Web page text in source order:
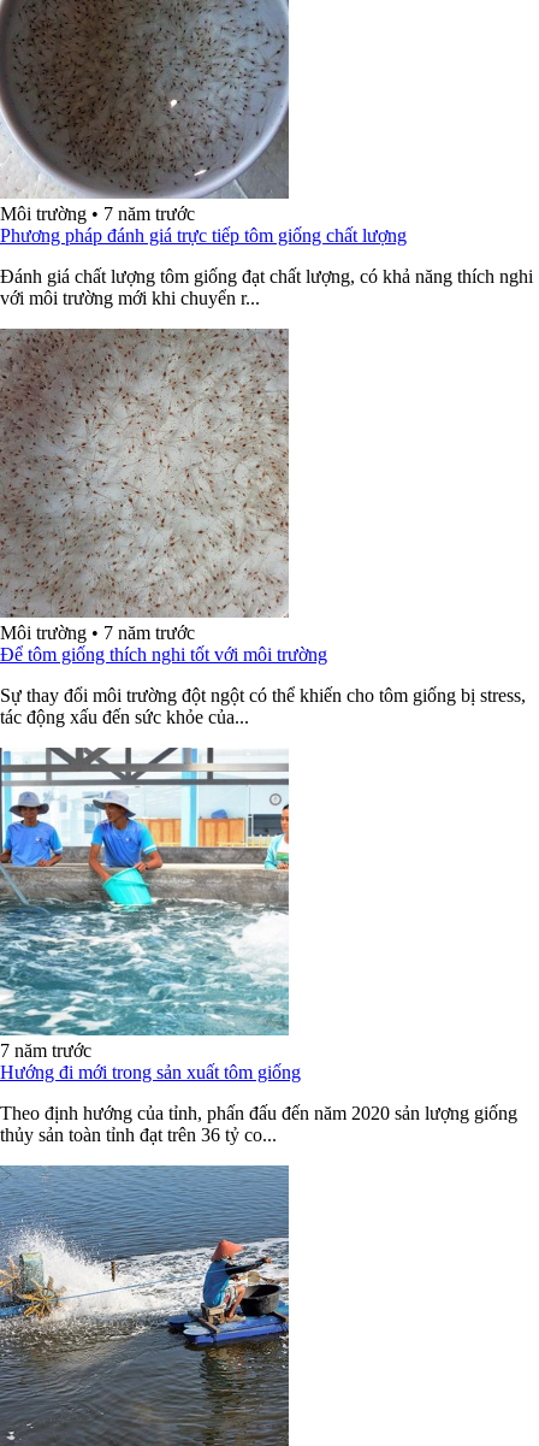
Môi trường • 7 năm trước
Phương pháp đánh giá trực tiếp tôm giống chất lượng
Đánh giá chất lượng tôm giống đạt chất lượng, có khả năng thích nghi
với môi trường mới khi chuyển r...
Môi trường • 7 năm trước
Để tôm giống thích nghi tốt với môi trường
Sự thay đổi môi trường đột ngột có thể khiến cho tôm giống bị stress,
tác động xấu đến sức khỏe của...
7 năm trước
Hướng đi mới trong sản xuất tôm giống
Theo định hướng của tỉnh, phấn đấu đến năm 2020 sản lượng giống
thủy sản toàn tỉnh đạt trên 36 tỷ co...